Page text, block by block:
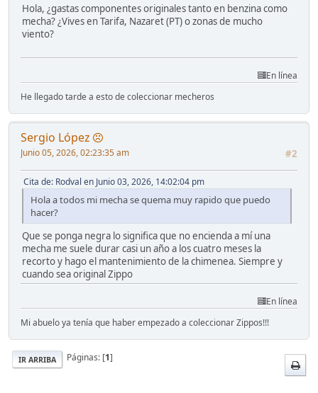
Hola, ¿gastas componentes originales tanto en benzina como
mecha? ¿Vives en Tarifa, Nazaret (PT) o zonas de mucho
viento?
En línea
He llegado tarde a esto de coleccionar mecheros
Sergio López
#2
Junio 05, 2026, 02:23:35 am
Cita de: Rodval en Junio 03, 2026, 14:02:04 pm
Hola a todos mi mecha se quema muy rapido que puedo
hacer?
Que se ponga negra lo significa que no encienda a mí una
mecha me suele durar casi un año a los cuatro meses la
recorto y hago el mantenimiento de la chimenea. Siempre y
cuando sea original Zippo
En línea
Mi abuelo ya tenía que haber empezado a coleccionar Zippos!!!
IR ARRIBA Páginas: [1]